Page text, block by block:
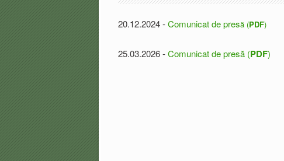
20.12.2024 -Comunicat de presă (PDF)
25.03.2026 -Comunicat de presă (PDF)